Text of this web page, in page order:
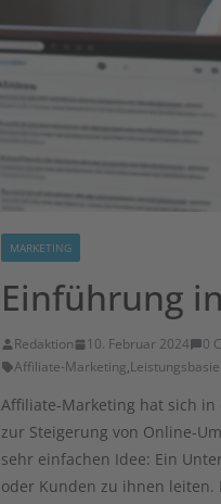
MARKETING
Einführung
Redaktion 10. Februar 2024
0
Affiliate-Marketing,
Affiliate-Marketing hat sich
zur Steigerung von Online-
sehr einfachen Idee: Ein
oder Kunden zu ihnen leiten.